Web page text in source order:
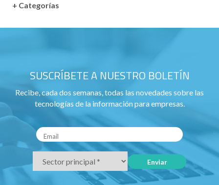
+ Categorías
SUSCRÍBETE A NUESTRO BOLETÍN
Recibe, cada dos semanas, todas las novedades sobre las
tecnologías de la información para empresas.